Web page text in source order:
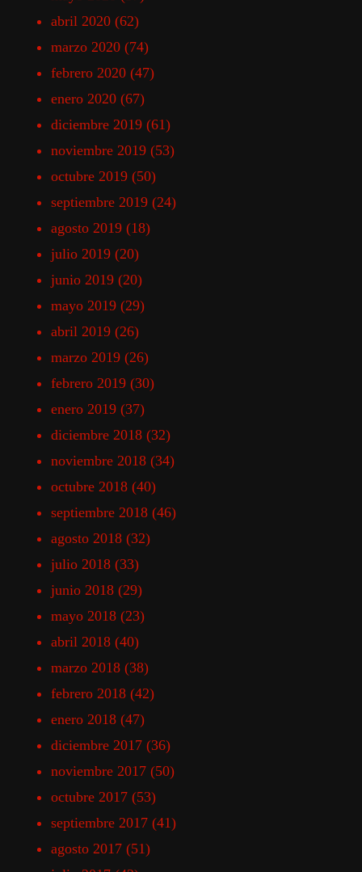
abril 2020 (62)
marzo 2020 (74)
febrero 2020 (47)
enero 2020 (67)
diciembre 2019 (61)
noviembre 2019 (53)
octubre 2019 (50)
septiembre 2019 (24)
agosto 2019 (18)
julio 2019 (20)
junio 2019 (20)
mayo 2019 (29)
abril 2019 (26)
marzo 2019 (26)
febrero 2019 (30)
enero 2019 (37)
diciembre 2018 (32)
noviembre 2018 (34)
octubre 2018 (40)
septiembre 2018 (46)
agosto 2018 (32)
julio 2018 (33)
junio 2018 (29)
mayo 2018 (23)
abril 2018 (40)
marzo 2018 (38)
febrero 2018 (42)
enero 2018 (47)
diciembre 2017 (36)
noviembre 2017 (50)
octubre 2017 (53)
septiembre 2017 (41)
agosto 2017 (51)